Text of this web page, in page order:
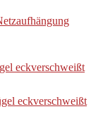
eckverschweißt
eckverschweißt